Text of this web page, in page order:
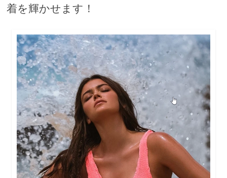
着を輝かせます！